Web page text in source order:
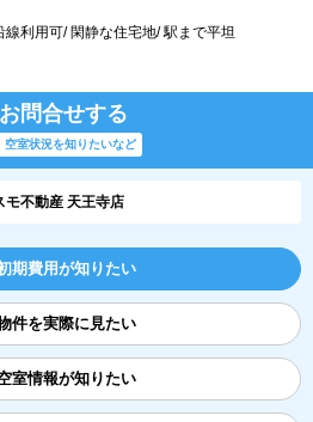
線利用可/ 閑静な住宅地/ 駅まで平坦
問合せする
空室状況を知りたいなど
モ不動産 天王寺店
期費用が知りたい
件を実際に見たい
室情報が知りたい